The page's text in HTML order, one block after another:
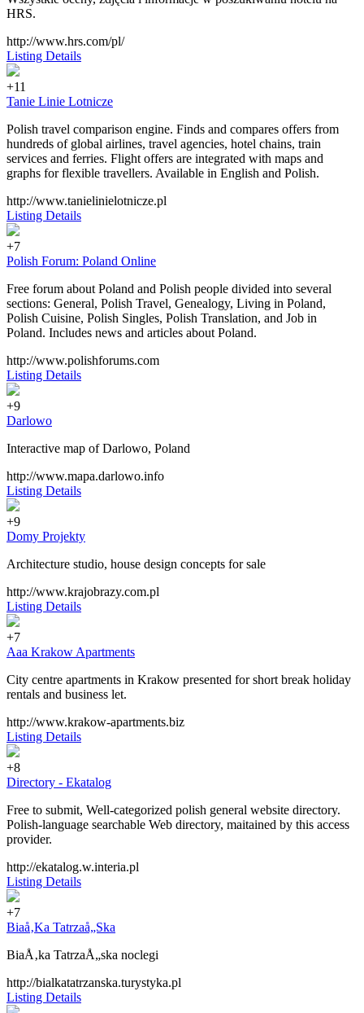
HRS.
http://www.hrs.com/pl/
Listing Details
+11
Tanie Linie Lotnicze
Polish travel comparison engine. Finds and compares offers from
hundreds of global airlines, travel agencies, hotel chains, train
services and ferries. Flight offers are integrated with maps and
graphs for flexible travellers. Available in English and Polish.
http://www.tanielinielotnicze.pl
Listing Details
+7
Polish Forum: Poland Online
Free forum about Poland and Polish people divided into several
sections: General, Polish Travel, Genealogy, Living in Poland,
Polish Cuisine, Polish Singles, Polish Translation, and Job in
Poland. Includes news and articles about Poland.
http://www.polishforums.com
Listing Details
+9
Darlowo
Interactive map of Darlowo, Poland
http://www.mapa.darlowo.info
Listing Details
+9
Domy Projekty
Architecture studio, house design concepts for sale
http://www.krajobrazy.com.pl
Listing Details
+7
Aaa Krakow Apartments
City centre apartments in Krakow presented for short break holiday
rentals and business let.
http://www.krakow-apartments.biz
Listing Details
+8
Directory - Ekatalog
Free to submit, Well-categorized polish general website directory.
Polish-language searchable Web directory, maitained by this access
provider.
http://ekatalog.w.interia.pl
Listing Details
+7
Biaå‚Ka Tatrzaå„Ska
BiaÅ‚ka TatrzaÅ„ska noclegi
http://bialkatatrzanska.turystyka.pl
Listing Details